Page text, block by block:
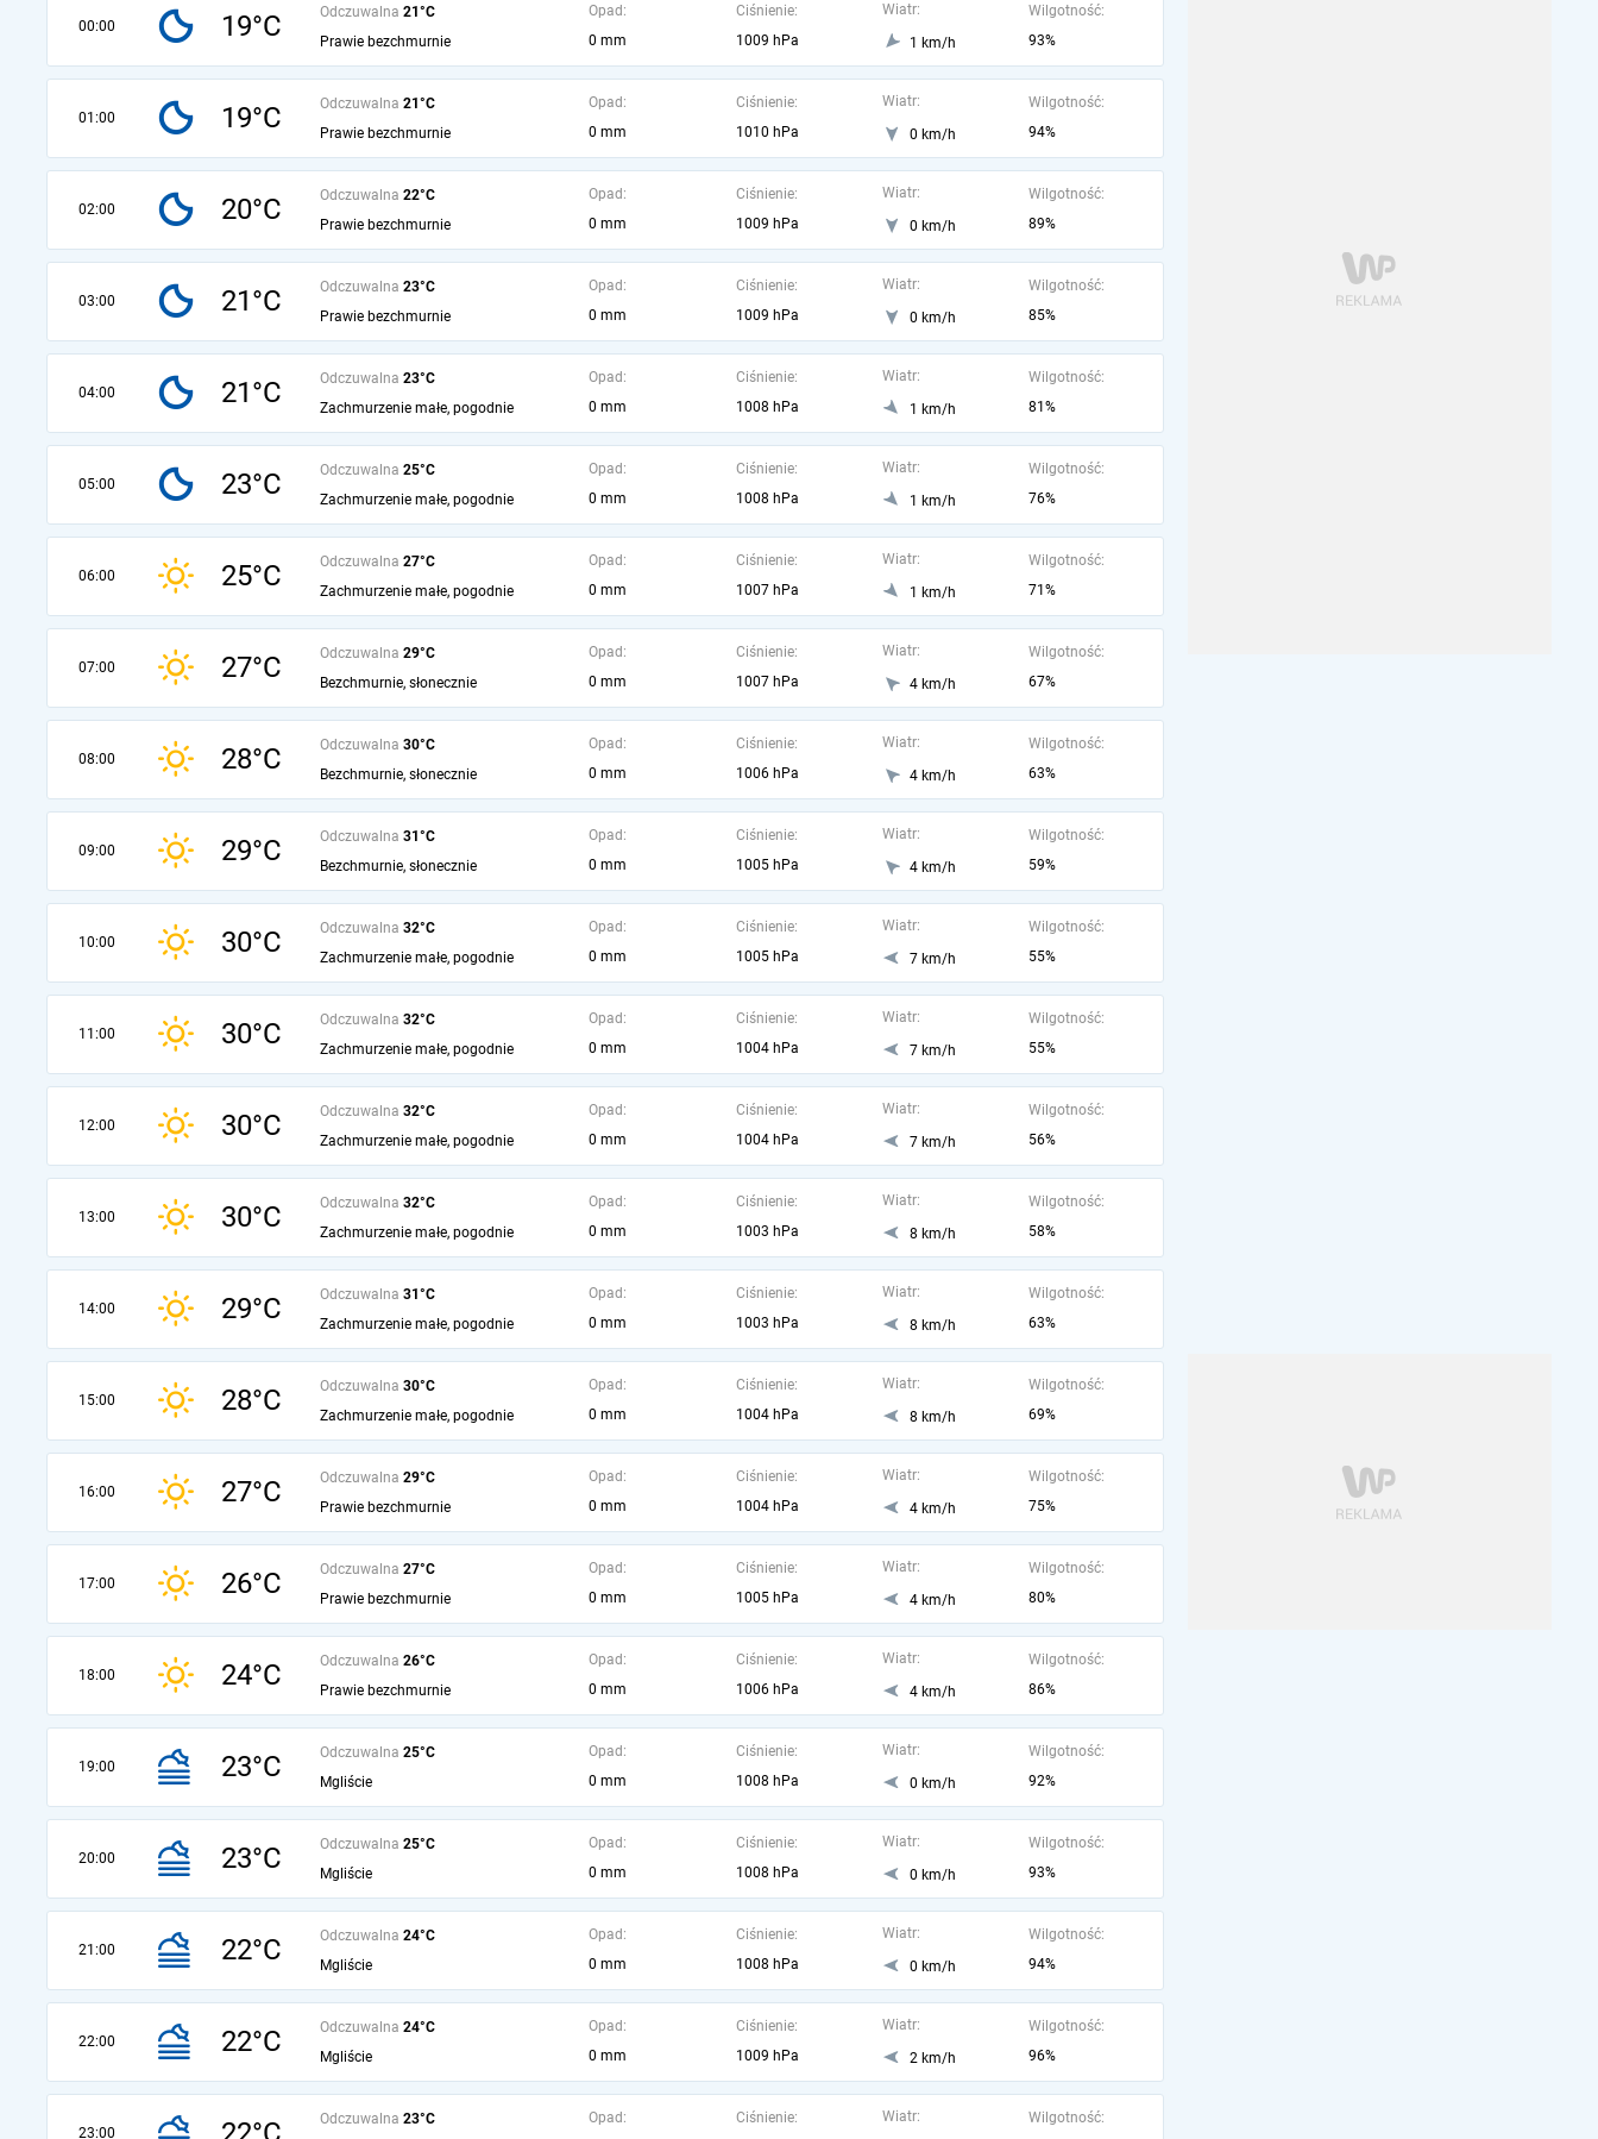
00:00 19°C Odczuwalna 21°C
Prawie bezchmurnie
Opad:
0 mm
Ciśnienie:
1009 hPa
Wiatr:
1 km/h
Wilgotność:
93%
01:00 19°C Odczuwalna 21°C
Prawie bezchmurnie
Opad:
0 mm
Ciśnienie:
1010 hPa
Wiatr:
0 km/h
Wilgotność:
94%
02:00 20°C Odczuwalna 22°C
Prawie bezchmurnie
Opad:
0 mm
Ciśnienie:
1009 hPa
Wiatr:
0 km/h
Wilgotność:
89%
03:00 21°C Odczuwalna 23°C
Prawie bezchmurnie
Opad:
0 mm
Ciśnienie:
1009 hPa
Wiatr:
0 km/h
Wilgotność:
85%
04:00 21°C Odczuwalna 23°C
Zachmurzenie małe, pogodnie
Opad:
0 mm
Ciśnienie:
1008 hPa
Wiatr:
1 km/h
Wilgotność:
81%
05:00 23°C Odczuwalna 25°C
Zachmurzenie małe, pogodnie
Opad:
0 mm
Ciśnienie:
1008 hPa
Wiatr:
1 km/h
Wilgotność:
76%
06:00 25°C Odczuwalna 27°C
Zachmurzenie małe, pogodnie
Opad:
0 mm
Ciśnienie:
1007 hPa
Wiatr:
1 km/h
Wilgotność:
71%
07:00 27°C Odczuwalna 29°C
Bezchmurnie, słonecznie
Opad:
0 mm
Ciśnienie:
1007 hPa
Wiatr:
4 km/h
Wilgotność:
67%
08:00 28°C Odczuwalna 30°C
Bezchmurnie, słonecznie
Opad:
0 mm
Ciśnienie:
1006 hPa
Wiatr:
4 km/h
Wilgotność:
63%
09:00 29°C Odczuwalna 31°C
Bezchmurnie, słonecznie
Opad:
0 mm
Ciśnienie:
1005 hPa
Wiatr:
4 km/h
Wilgotność:
59%
10:00 30°C Odczuwalna 32°C
Zachmurzenie małe, pogodnie
Opad:
0 mm
Ciśnienie:
1005 hPa
Wiatr:
7 km/h
Wilgotność:
55%
11:00 30°C Odczuwalna 32°C
Zachmurzenie małe, pogodnie
Opad:
0 mm
Ciśnienie:
1004 hPa
Wiatr:
7 km/h
Wilgotność:
55%
12:00 30°C Odczuwalna 32°C
Zachmurzenie małe, pogodnie
Opad:
0 mm
Ciśnienie:
1004 hPa
Wiatr:
7 km/h
Wilgotność:
56%
13:00 30°C Odczuwalna 32°C
Zachmurzenie małe, pogodnie
Opad:
0 mm
Ciśnienie:
1003 hPa
Wiatr:
8 km/h
Wilgotność:
58%
14:00 29°C Odczuwalna 31°C
Zachmurzenie małe, pogodnie
Opad:
0 mm
Ciśnienie:
1003 hPa
Wiatr:
8 km/h
Wilgotność:
63%
15:00 28°C Odczuwalna 30°C
Zachmurzenie małe, pogodnie
Opad:
0 mm
Ciśnienie:
1004 hPa
Wiatr:
8 km/h
Wilgotność:
69%
16:00 27°C Odczuwalna 29°C
Prawie bezchmurnie
Opad:
0 mm
Ciśnienie:
1004 hPa
Wiatr:
4 km/h
Wilgotność:
75%
17:00 26°C Odczuwalna 27°C
Prawie bezchmurnie
Opad:
0 mm
Ciśnienie:
1005 hPa
Wiatr:
4 km/h
Wilgotność:
80%
18:00 24°C Odczuwalna 26°C
Prawie bezchmurnie
Opad:
0 mm
Ciśnienie:
1006 hPa
Wiatr:
4 km/h
Wilgotność:
86%
19:00 23°C Odczuwalna 25°C
Mgliście
Opad:
0 mm
Ciśnienie:
1008 hPa
Wiatr:
0 km/h
Wilgotność:
92%
20:00 23°C Odczuwalna 25°C
Mgliście
Opad:
0 mm
Ciśnienie:
1008 hPa
Wiatr:
0 km/h
Wilgotność:
93%
21:00 22°C Odczuwalna 24°C
Mgliście
Opad:
0 mm
Ciśnienie:
1008 hPa
Wiatr:
0 km/h
Wilgotność:
94%
22:00 22°C Odczuwalna 24°C
Mgliście
Opad:
0 mm
Ciśnienie:
1009 hPa
Wiatr:
2 km/h
Wilgotność:
96%
23:00
Odczuwalna 23°C
Opad:
Ciśnienie:
Wiatr:
Wilgotność: